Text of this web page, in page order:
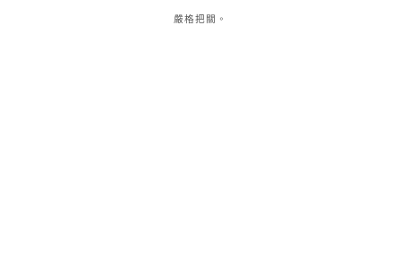
嚴格把關。